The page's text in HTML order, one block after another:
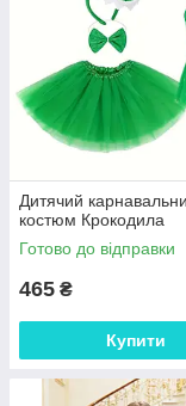
Дитячий
костюм Крокодила
Готово до відправки
465 ₴
Купити